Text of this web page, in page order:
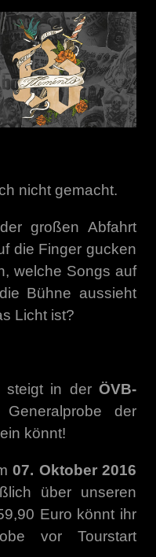
nicht gemacht.
großen Abfahrt
die Finger gucken
welche Songs auf
Bühne aussieht
Licht ist?
steigt in derÖVB-
der
könnt!
07. Oktober 2016
über unseren
Euro könnt ihr
vor Tourstart